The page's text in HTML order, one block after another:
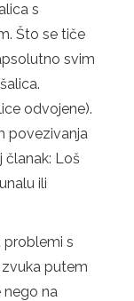
s
Što se tiče
svim
odvojene).
povezivanja
članak: Loš
ili
problemi s
putem
nego na